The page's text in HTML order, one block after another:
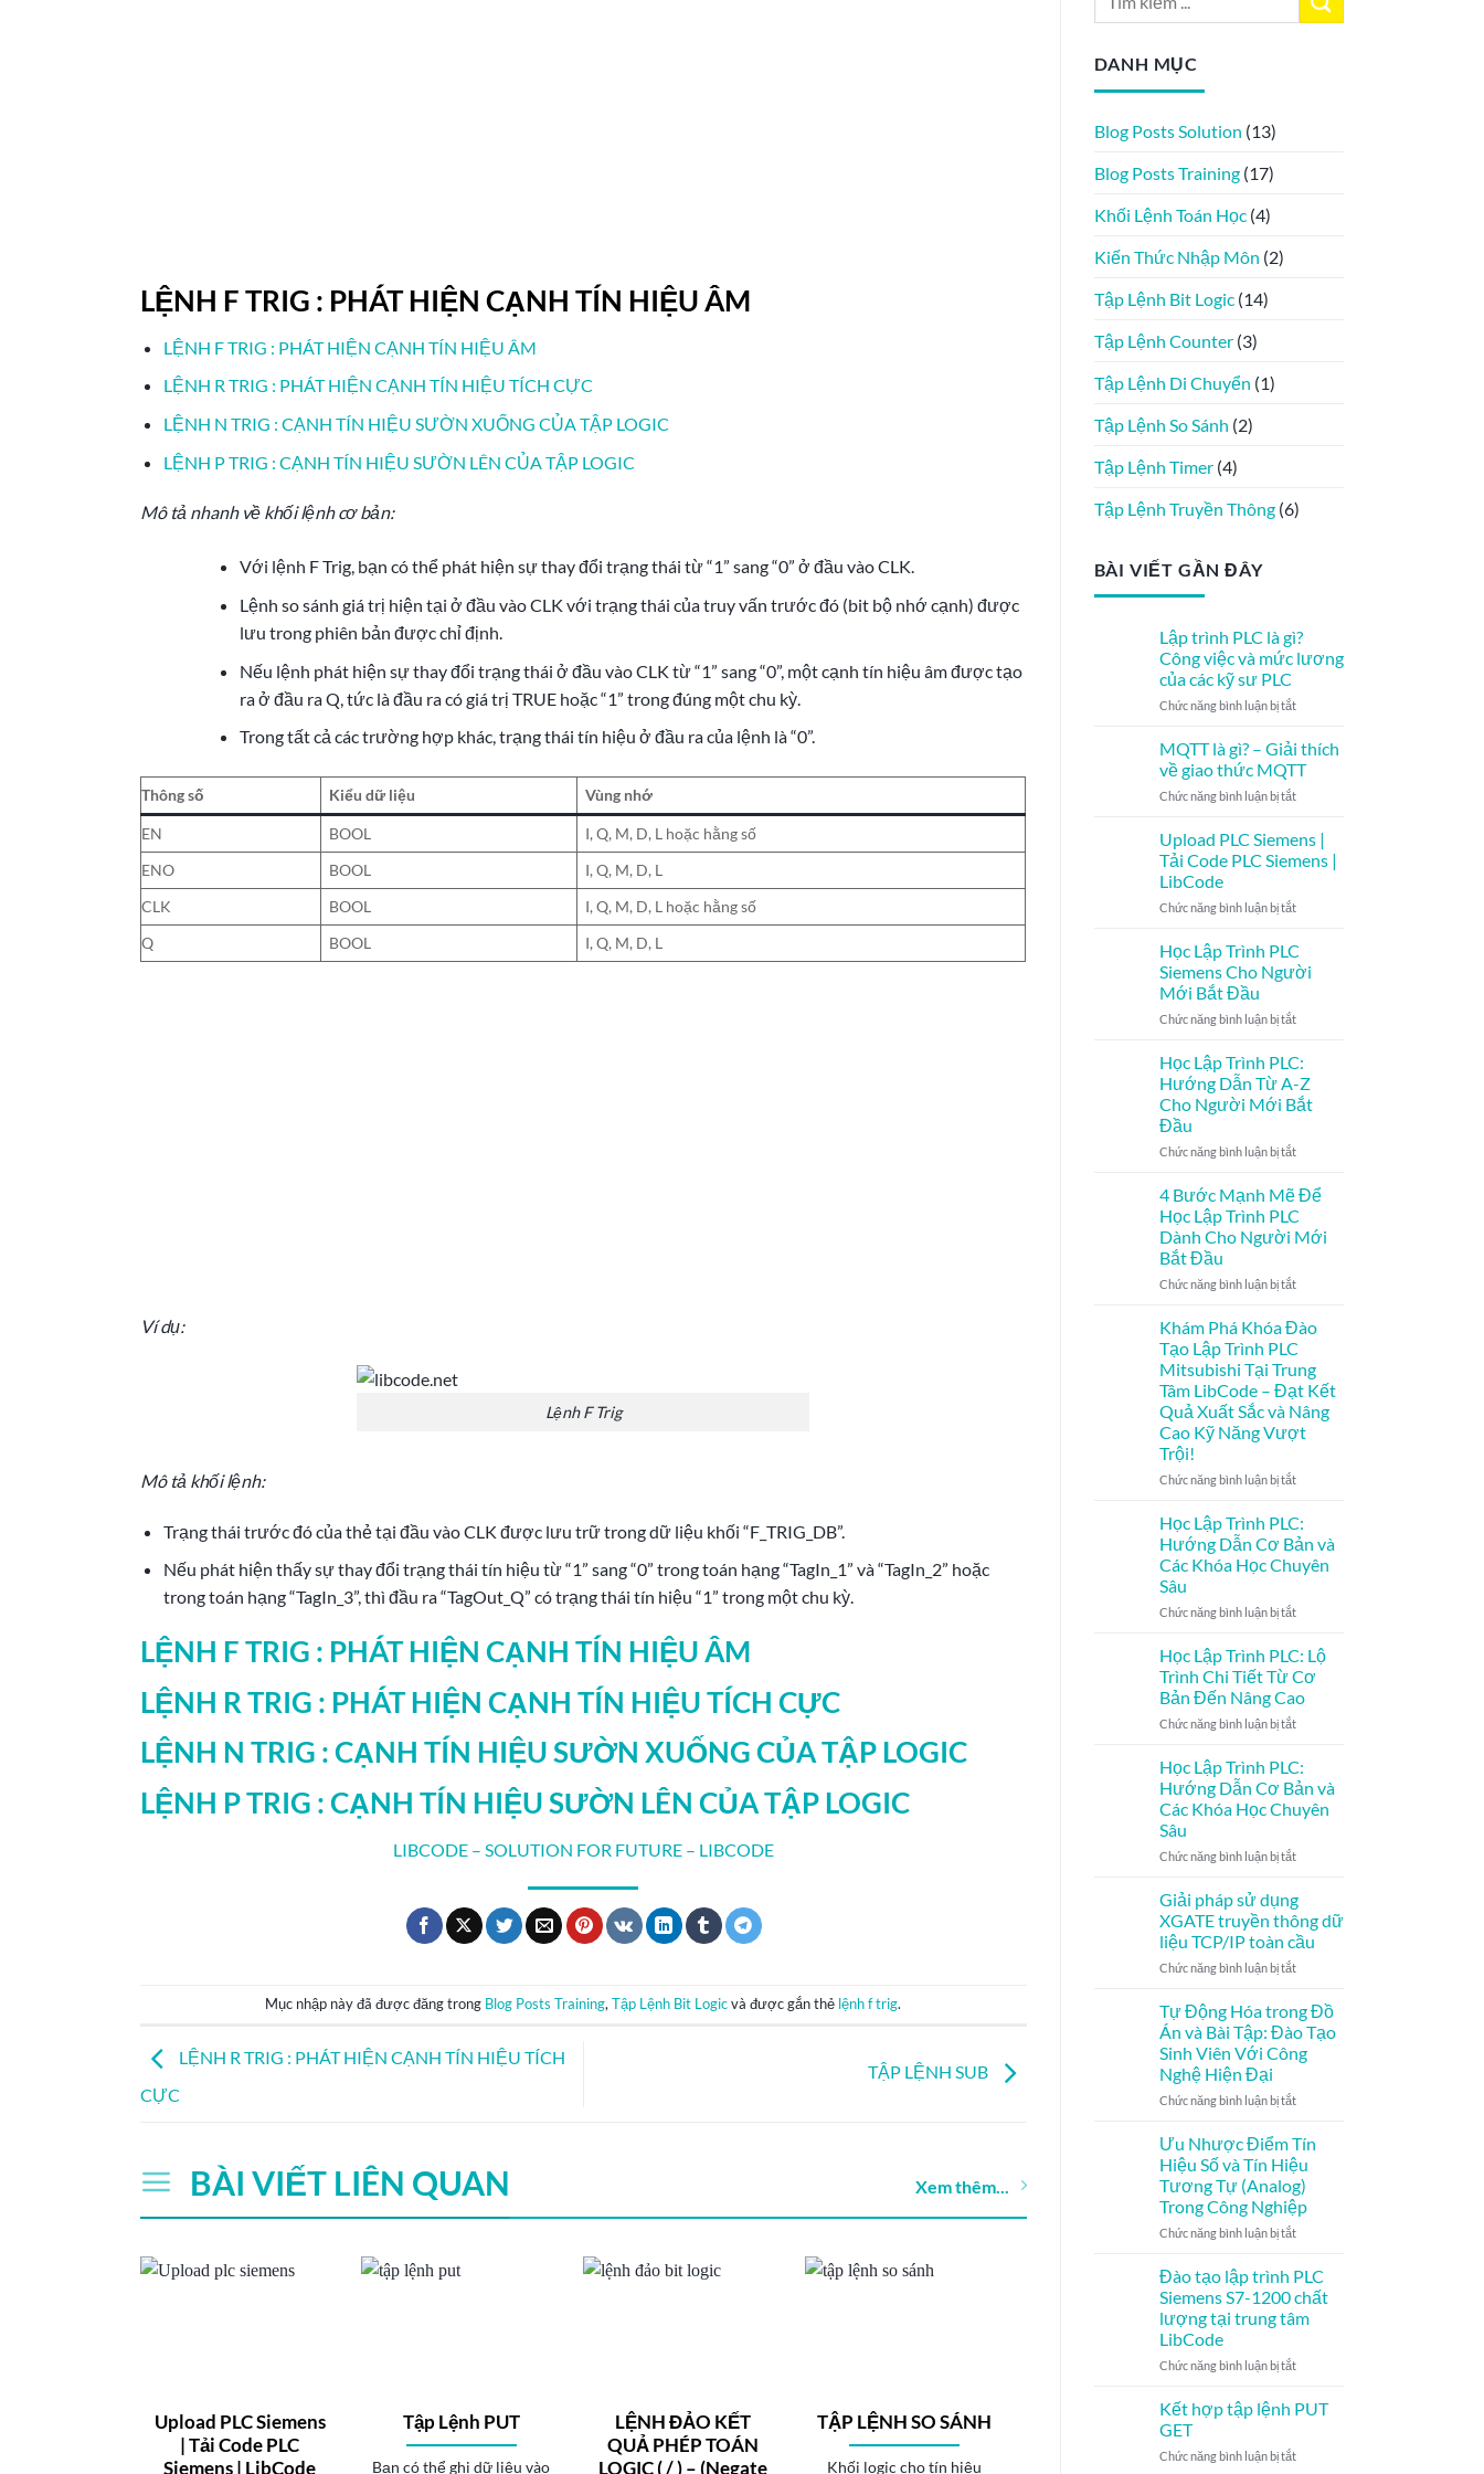
LỆNH F TRIG : PHÁT HIỆN CẠNH TÍN HIỆU ÂM
LỆNH F TRIG : PHÁT HIỆN CẠNH TÍN HIỆU ÂM
LỆNH R TRIG : PHÁT HIỆN CẠNH TÍN HIỆU TÍCH CỰC
LỆNH N TRIG : CẠNH TÍN HIỆU SƯỜN XUỐNG CỦA TẬP LOGIC
LỆNH P TRIG : CẠNH TÍN HIỆU SƯỜN LÊN CỦA TẬP LOGIC
Mô tả nhanh về khối lệnh cơ bản:
Với lệnh F Trig, bạn có thể phát hiện sự thay đổi trạng thái từ “1” sang “0” ở đầu vào CLK.
Lệnh so sánh giá trị hiện tại ở đầu vào CLK với trạng thái của truy vấn trước đó (bit bộ nhớ cạnh) được
lưu trong phiên bản được chỉ định.
Nếu lệnh phát hiện sự thay đổi trạng thái ở đầu vào CLK từ “1” sang “0”, một cạnh tín hiệu âm được tạo
ra ở đầu ra Q, tức là đầu ra có giá trị TRUE hoặc “1” trong đúng một chu kỳ.
Trong tất cả các trường hợp khác, trạng thái tín hiệu ở đầu ra của lệnh là “0”.
Thông số Kiểu dữ liệu Vùng nhớ
EN BOOL
I, Q, M, D, L hoặc hằng số
ENO
BOOL
I, Q, M, D, L
CLK
BOOL
I, Q, M, D, L hoặc hằng số
Q
BOOL I, Q, M, D, L
Ví dụ:
Lệnh F Trig
Mô tả khối lệnh:
Trạng thái trước đó của thẻ tại đầu vào CLK được lưu trữ trong dữ liệu khối “F_TRIG_DB”.
Nếu phát hiện thấy sự thay đổi trạng thái tín hiệu từ “1” sang “0” trong toán hạng “TagIn_1” và “TagIn_2” hoặc
trong toán hạng “TagIn_3”, thì đầu ra “TagOut_Q” có trạng thái tín hiệu “1” trong một chu kỳ.
LỆNH F TRIG : PHÁT HIỆN CẠNH TÍN HIỆU ÂM
LỆNH R TRIG : PHÁT HIỆN CẠNH TÍN HIỆU TÍCH CỰC
LỆNH N TRIG : CẠNH TÍN HIỆU SƯỜN XUỐNG CỦA TẬP LOGIC
LỆNH P TRIG : CẠNH TÍN HIỆU SƯỜN LÊN CỦA TẬP LOGIC
LIBCODE – SOLUTION FOR FUTURE – LIBCODE
Mục nhập này đã được đăng trong Blog Posts Training,Tập Lệnh Bit Logicvà được gắn thẻ lệnh f trig.
LỆNH R TRIG : PHÁT HIỆN CẠNH TÍN HIỆU TÍCH
CỰC
TẬP LỆNH SUB
BÀI VIẾT LIÊN QUAN Xem thêm...
Upload PLC Siemens
| Tải Code PLC
Siemens | LibCode
Tập Lệnh PUT
Bạn có thể ghi dữ liệu vào
LỆNH ĐẢO KẾT
QUẢ PHÉP TOÁN
LOGIC ( / ) – (Negate
TẬP LỆNH SO SÁNH
Khối logic cho tín hiệu
CẤU TRÚC VÙNG
Tập Lệnh GET
Với lệnh "GET", bạn có
DANH MỤC
Blog Posts Solution (13)
Blog Posts Training(17)
Khối Lệnh Toán Học(4)
Kiến Thức Nhập Môn (2)
Tập Lệnh Bit Logic(14)
Tập Lệnh Counter(3)
Tập Lệnh Di Chuyển (1)
Tập Lệnh So Sánh (2)
Tập Lệnh Timer(4)
Tập Lệnh Truyền Thông(6)
BÀI VIẾT GẦN ĐÂY
Lập trình PLC là gì?
Công việc và mức lương
của các kỹ sư PLC
Chức năng bình luận bị tắtở
trình
là
gì?
việc
của
kỹ
sư
MQTT là gì? – Giải thích
về giao thức MQTT
Chức năng bình luận bị tắtở
–
thích
giao
thức
MQTT
Upload PLC Siemens |
Tải Code PLC Siemens |
LibCode
Chức năng bình luận bị tắtở
PLC
Siemens
|
Code
Siemens
LibCode
Học Lập Trình PLC
Siemens Cho Người
Mới Bắt Đầu
Chức năng bình luận bị tắtở
Lập
PLC
Siemens
Người
Bắt
Đầu
Học Lập Trình PLC:
Hướng Dẫn Từ A-Z
Cho Người Mới Bắt
Đầu
Chức năng bình luận bị tắtở
Lập
PLC:
Hướng
Từ
Z
Cho
Người
Mới
Bắt
Đầu
4 Bước Mạnh Mẽ Để
Học Lập Trình PLC
Dành Cho Người Mới
Bắt Đầu
Chức năng bình luận bị tắtở
Bước
Mẽ
Để
Học
Lập
Trình
Mới
Bắt
Đầu
Khám Phá Khóa Đào
Tạo Lập Trình PLC
Mitsubishi Tại Trung
Tâm LibCode – Đạt Kết
Quả Xuất Sắc và Nâng
Cao Kỹ Năng Vượt
Trội!
Chức năng bình luận bị tắtở
Phá
Khóa
Đào
Tạo
Trình
Mitsubishi
Tại
Trung
Tâm
LibCode
Đạt
Kết
Quả
Xuất
và
Kỹ
Năng
Vượt
Trội!
Học Lập Trình PLC:
Hướng Dẫn Cơ Bản và
Các Khóa Học Chuyên
Sâu
Chức năng bình luận bị tắtở
Lập
Trình
PLC:
Hướng
Dẫn
Bản
và
Các
Khóa
Chuyên
Học Lập Trình PLC: Lộ
Trình Chi Tiết Từ Cơ
Bản Đến Nâng Cao
Chức năng bình luận bị tắtở
Lập
Trình
PLC:
Lộ
Chi
Cơ
Bản
Đến
Nâng
Học Lập Trình PLC:
Hướng Dẫn Cơ Bản và
Các Khóa Học Chuyên
Sâu
Chức năng bình luận bị tắtở
Trình
PLC:
Hướng
Dẫn
Bản
và
Các
Khóa
Chuyên
Giải pháp sử dụng
XGATE truyền thông dữ
liệu TCP/IP toàn cầu
Chức năng bình luận bị tắtở
pháp
sử
dụng
XGATE
thông
liệu
TCP/IP
toàn
cầu
Tự Động Hóa trong Đồ
Án và Bài Tập: Đào Tạo
Sinh Viên Với Công
Nghệ Hiện Đại
Chức năng bình luận bị tắtở
Động
Hóa
trong
Đồ
Án
và
Tập:
Đào
Tạo
Sinh
Với
Hiện
Ưu Nhược Điểm Tín
Hiệu Số và Tín Hiệu
Tương Tự (Analog)
Trong Công Nghiệp
Chức năng bình luận bị tắtở
Nhược
Điểm
Tín
Hiệu
và
Hiệu
Tương
(Analog)
Đào tạo lập trình PLC
Siemens S7-1200 chất
lượng tại trung tâm
LibCode
Chức năng bình luận bị tắtở
tạo
PLC
Kết hợp tập lệnh PUT
GET
Chức năng bình luận bị tắtở